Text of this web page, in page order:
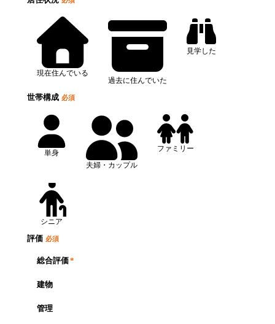
現在住んでいる
過去に住んでいた
見学した
世帯構成 必須
単身
夫婦・カップル
ファミリー
シニア
評価 必須
総合評価*
建物
管理